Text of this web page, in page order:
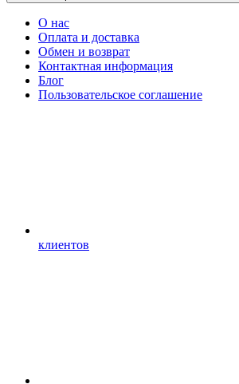
О нас
Оплата и доставка
Обмен и возврат
Контактная информация
Блог
Пользовательское соглашение
клиентов